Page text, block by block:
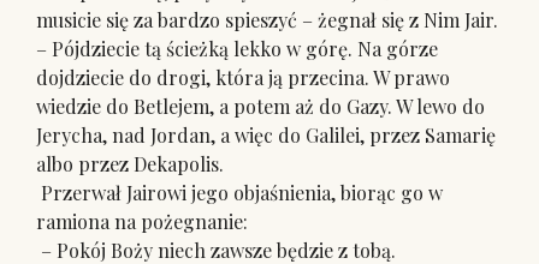
musicie się za bardzo spieszyć – żegnał się z Nim Jair.
– Pójdziecie tą ścieżką lekko w górę. Na górze
dojdziecie do drogi, która ją przecina. W prawo
wiedzie do Betlejem, a potem aż do Gazy. W lewo do
Jerycha, nad Jordan, a więc do Galilei, przez Samarię
albo przez Dekapolis.
Przerwał Jairowi jego objaśnienia, biorąc go w
ramiona na pożegnanie:
– Pokój Boży niech zawsze będzie z tobą.